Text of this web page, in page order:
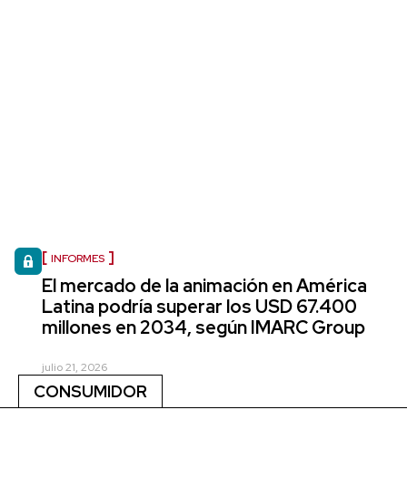
INFORMES
El mercado de la animación en América
Latina podría superar los USD 67.400
millones en 2034, según IMARC Group
julio 21, 2026
CONSUMIDOR